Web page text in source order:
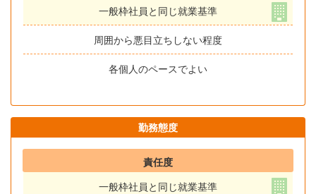
一般枠社員と同じ就業基準
周囲から悪目立ちしない程度
各個人のペースでよい
勤務態度
責任度
一般枠社員と同じ就業基準